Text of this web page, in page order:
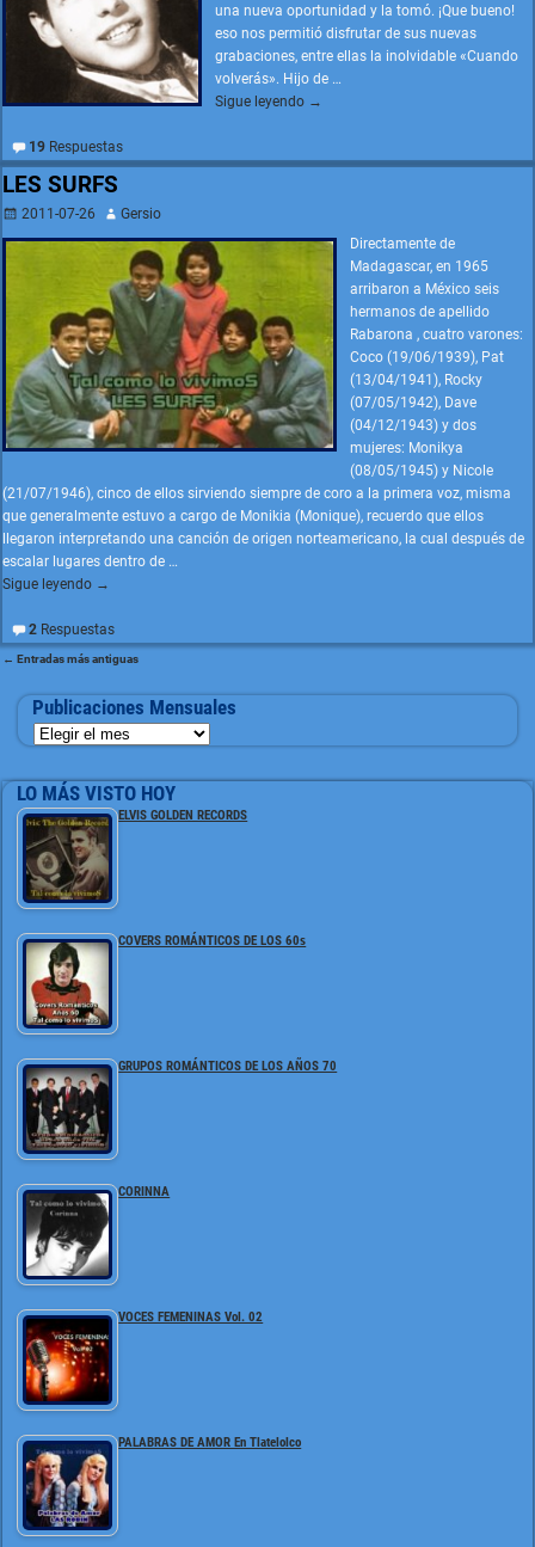
una nueva oportunidad y la tomó. ¡Que bueno!
eso nos permitió disfrutar de sus nuevas
grabaciones, entre ellas la inolvidable «Cuando
volverás». Hijo de …
Sigue leyendo →
19Respuestas
LES SURFS
2011-07-26
Gersio
Directamente de
Madagascar, en 1965
arribaron a México seis
hermanos de apellido
Rabarona , cuatro varones:
Coco (19/06/1939), Pat
(13/04/1941), Rocky
(07/05/1942), Dave
(04/12/1943) y dos
mujeres: Monikya
(08/05/1945) y Nicole
(21/07/1946), cinco de ellos sirviendo siempre de coro a la primera voz, misma
que generalmente estuvo a cargo de Monikia (Monique), recuerdo que ellos
llegaron interpretando una canción de origen norteamericano, la cual después de
escalar lugares dentro de …
Sigue leyendo →
2Respuestas
← Entradas más antiguas
Publicaciones Mensuales
LO MÁS VISTO HOY
ELVIS GOLDEN RECORDS
COVERS ROMÁNTICOS DE LOS 60s
GRUPOS ROMÁNTICOS DE LOS AÑOS 70
CORINNA
VOCES FEMENINAS Vol. 02
PALABRAS DE AMOR En Tlatelolco